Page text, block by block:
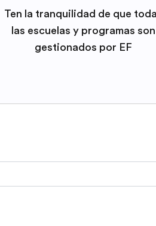
Ten la tranquilidad de que
las escuelas y programas son
gestionados por EF